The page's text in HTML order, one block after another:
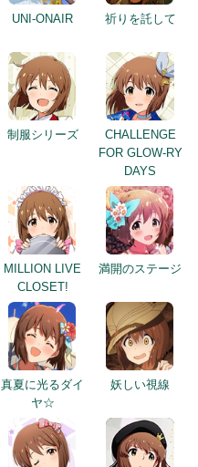
UNI-ONAIR 祈りを託して
制服シリーズ
CHALLENGE
FOR GLOW-RY
DAYS
MILLION LIVE
CLOSET!
満開のステージ
真夏に光るダイ
ヤ☆
妖しい視線